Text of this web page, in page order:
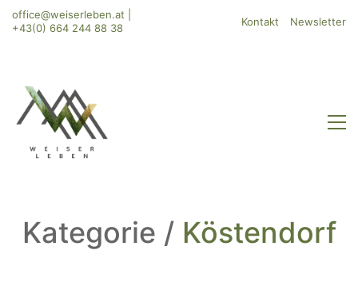
office@weiserleben.at
+43(0) 664 244 88 38
Kontakt Newsletter
Kategorie / Köstendorf